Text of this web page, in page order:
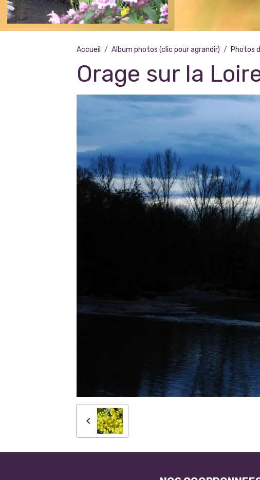
Accueil Album photos (clic pour agrandir) Photos
Orage sur la